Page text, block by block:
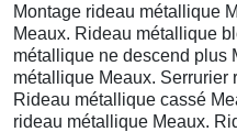
Montage rideau métallique
Meaux. Rideau métallique
métallique ne descend plus
métallique Meaux. Serrurier
Rideau métallique cassé
rideau métallique Meaux.